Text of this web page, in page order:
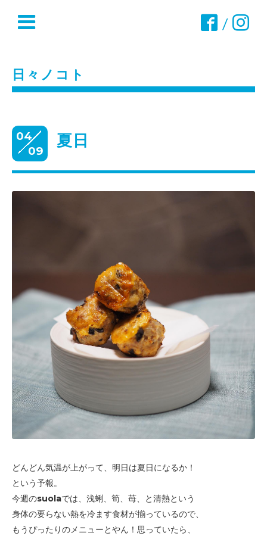
/
日々ノコト
04
09
夏日
どんどん気温が上がって、明日は夏日になるか！
という予報。
今週のsuolaでは、浅蜊、筍、苺、と清熱という
身体の要らない熱を冷ます食材が揃っているので、
もうぴったりのメニューとやん！思っていたら、